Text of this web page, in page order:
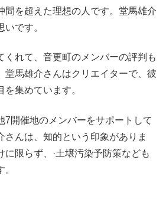
間を超えた理想の人です。堂馬雄介
です。
くれて、音更町のメンバーの評判も
堂馬雄介さんはクリエイターで、彼
集めています。
7開催地のメンバーをサポートして
さんは、知的という印象がありま
に限らず、·土壌汚染予防策なども